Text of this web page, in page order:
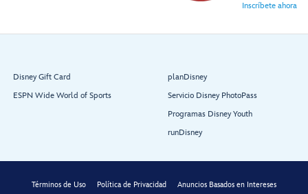
Inscríbete ahora
Disney Gift Card
ESPN Wide World of Sports
planDisney
Servicio Disney PhotoPass
Programas Disney Youth
runDisney
Términos de Uso Política de Privacidad Anuncios Basados en Intereses